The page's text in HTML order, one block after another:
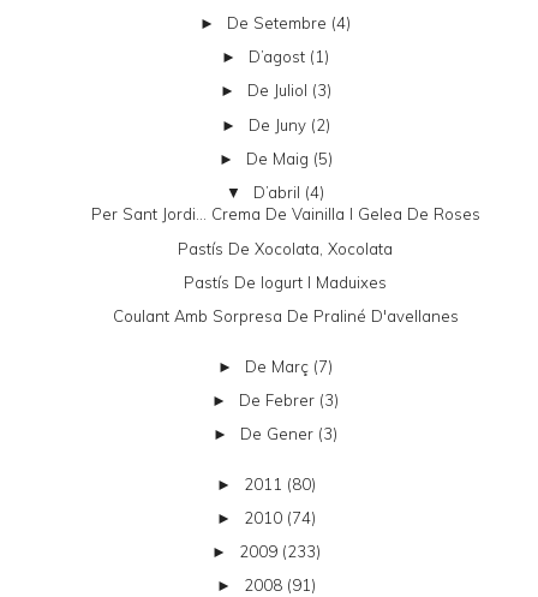
► De Setembre (4)
► D’agost (1)
► De Juliol (3)
► De Juny (2)
► De Maig (5)
▼ D’abril (4)
Per Sant Jordi... Crema De Vainilla I Gelea De Roses
Pastís De Xocolata, Xocolata
Pastís De Iogurt I Maduixes
Coulant Amb Sorpresa De Praliné D'avellanes
► De Març (7)
► De Febrer (3)
► De Gener (3)
► 2011 (80)
► 2010 (74)
► 2009 (233)
► 2008 (91)